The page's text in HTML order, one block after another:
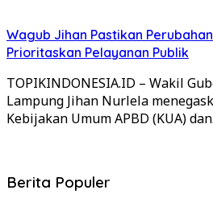
Wagub Jihan Pastikan Perubahan
Prioritaskan Pelayanan Publik
TOPIKINDONESIA.ID – Wakil
Lampung Jihan Nurlela
Kebijakan Umum APBD (KUA)
Berita Populer